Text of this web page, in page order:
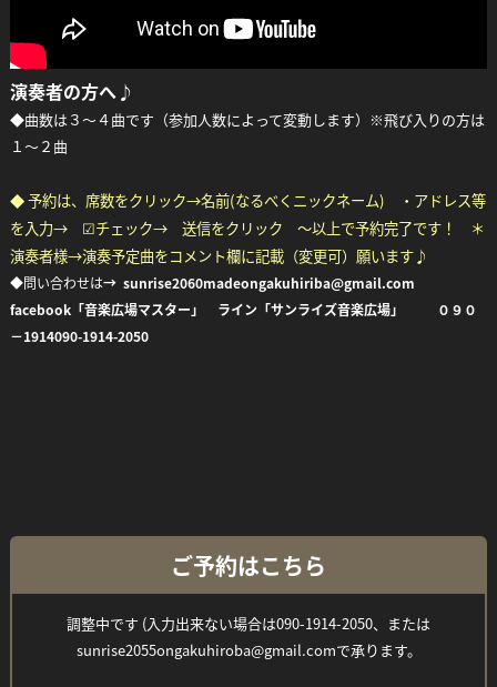
演奏者の方へ♪
◆曲数は３～４曲です（参加人数によって変動します）※飛び入りの方は
１～２曲
◆ 予約は、席数をクリック→名前(なるべくニックネーム) ・アドレス等
を入力→ ☑チェック→ 送信をクリック ～以上で予約完了です！ ＊
演奏者様→演奏予定曲をコメント欄に記載（変更可）願います♪
◆問い合わせは→ sunrise2060madeongakuhiriba@gmail.com
facebook「音楽広場マスター」 ライン「サンライズ音楽広場」 ０９０
－1914090-1914-2050
ご予約はこちら
調整中です (入力出来ない場合は090-1914-2050、または
sunrise2055ongakuhiroba@gmail.comで承ります。